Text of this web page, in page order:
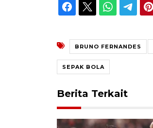
BRUNO FERNANDES
SEPAK BOLA
Berita Terkait